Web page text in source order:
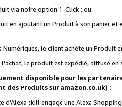
via notre option 1-Click ; ou
en ajoutant un Produit à son panier et
le client achète un Produit
le produit est expédié, diffusé
disponible pour les
des Produits sur amazon.co.uk) :
skill engage une Alexa